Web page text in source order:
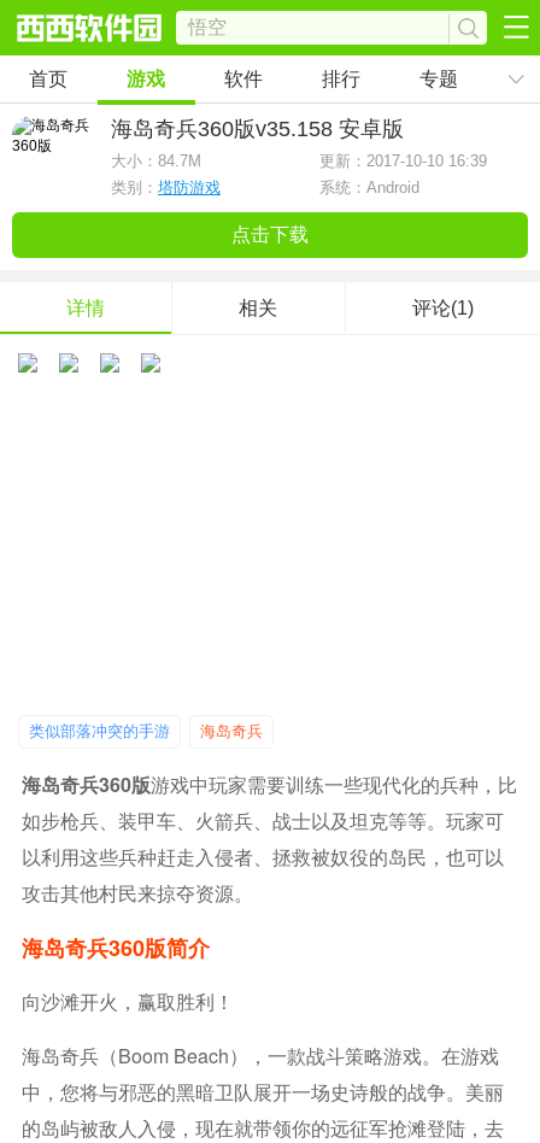
首页 游戏 软件 排行 专题
海岛奇兵360版v35.158 安卓版
大小： 84.7M
更新：2017-10-10 16:39
类别： 塔防游戏 系统：Android
点击下载
详情 相关 评论(1)
类似部落冲突的手游 海岛奇兵
海岛奇兵360版游戏中玩家需要训练一些现代化的兵种，比
如步枪兵、装甲车、火箭兵、战士以及坦克等等。玩家可
以利用这些兵种赶走入侵者、拯救被奴役的岛民，也可以
攻击其他村民来掠夺资源。
海岛奇兵360版简介
向沙滩开火，赢取胜利！
海岛奇兵（Boom Beach），一款战斗策略游戏。在游戏
中，您将与邪恶的黑暗卫队展开一场史诗般的战争。美丽
的岛屿被敌人入侵，现在就带领你的远征军抢滩登陆，去